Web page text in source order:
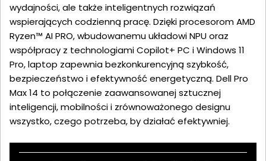
wydajności, ale także inteligentnych rozwiązań
wspierających codzienną pracę. Dzięki procesorom AMD
Ryzen™ AI PRO, wbudowanemu układowi NPU oraz
współpracy z technologiami Copilot+ PC i Windows 11
Pro, laptop zapewnia bezkonkurencyjną szybkość,
bezpieczeństwo i efektywność energetyczną. Dell Pro
Max 14 to połączenie zaawansowanej sztucznej
inteligencji, mobilności i zrównoważonego designu
wszystko, czego potrzeba, by działać efektywniej.